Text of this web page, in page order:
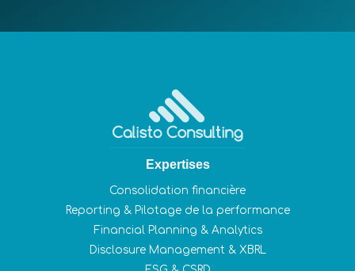
Expertises
Consolidation financière
Reporting & Pilotage de la performance
Financial Planning & Analytics
Disclosure Management & XBRL